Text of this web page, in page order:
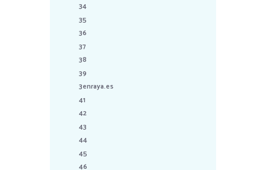
34
35
36
37
38
39
3enraya.es
41
42
43
44
45
46